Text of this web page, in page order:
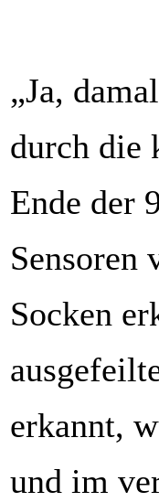
„Ja,
durch die
Ende der
Socken
erkannt,
und im